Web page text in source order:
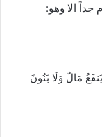
الا وهو:
مَالٌ وَلَا بَنُونَ